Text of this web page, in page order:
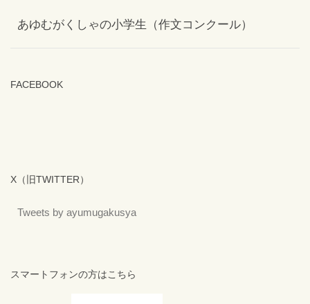
あゆむがくしゃの小学生（作文コンクール）
FACEBOOK
X（旧TWITTER）
Tweets by ayumugakusya
スマートフォンの方はこちら